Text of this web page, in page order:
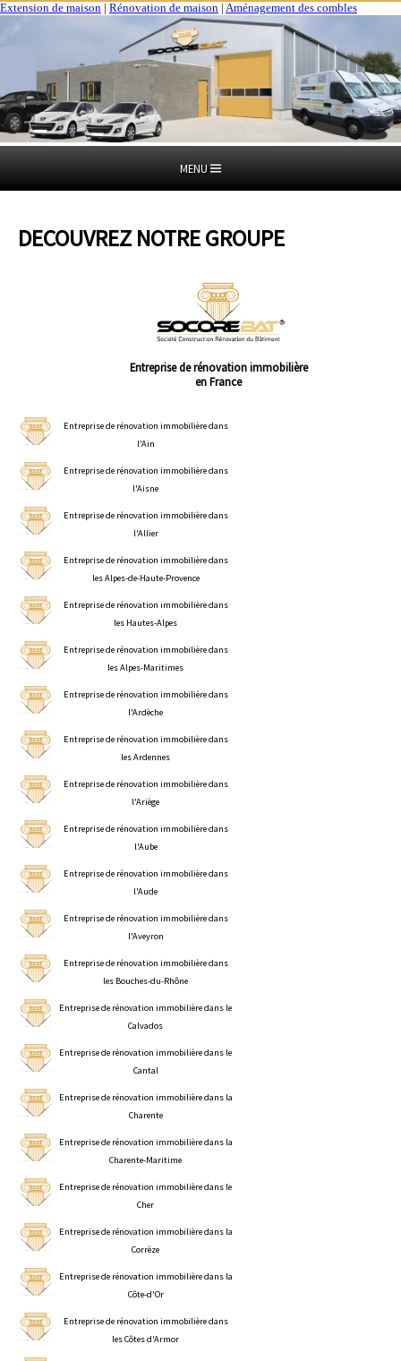
Extension de maison Rénovation de maison Aménagement des combles
MENU
DECOUVREZ NOTRE GROUPE
Entreprise de rénovation immobilière
en France
Entreprise de rénovation immobilière dans
l'Ain
Entreprise de rénovation immobilière dans
l'Aisne
Entreprise de rénovation immobilière dans
l'Allier
Entreprise de rénovation immobilière dans
les Alpes-de-Haute-Provence
Entreprise de rénovation immobilière dans
les Hautes-Alpes
Entreprise de rénovation immobilière dans
les Alpes-Maritimes
Entreprise de rénovation immobilière dans
l'Ardèche
Entreprise de rénovation immobilière dans
les Ardennes
Entreprise de rénovation immobilière dans
l'Ariège
Entreprise de rénovation immobilière dans
l'Aube
Entreprise de rénovation immobilière dans
l'Aude
Entreprise de rénovation immobilière dans
l'Aveyron
Entreprise de rénovation immobilière dans
les Bouches-du-Rhône
Entreprise de rénovation immobilière dans le
Calvados
Entreprise de rénovation immobilière dans le
Cantal
Entreprise de rénovation immobilière dans la
Charente
Entreprise de rénovation immobilière dans la
Charente-Maritime
Entreprise de rénovation immobilière dans le
Cher
Entreprise de rénovation immobilière dans la
Corrèze
Entreprise de rénovation immobilière dans la
Côte-d'Or
Entreprise de rénovation immobilière dans
les Côtes d'Armor